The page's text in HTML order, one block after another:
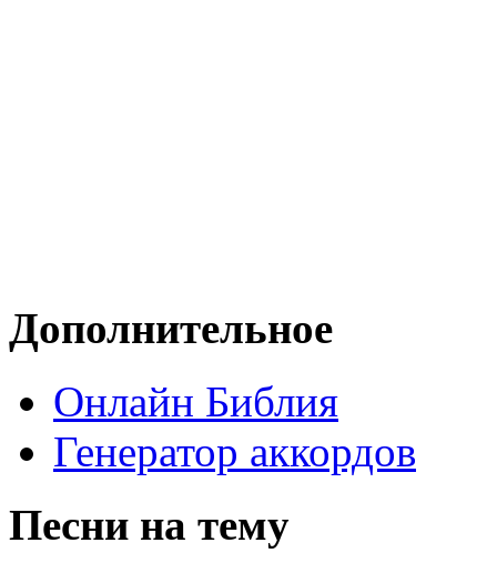
Дополнительное
Онлайн Библия
Генератор аккордов
Песни на тему